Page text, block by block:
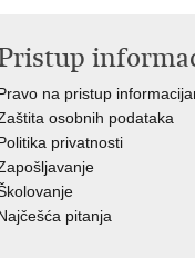
na pristup
osobnih podataka
privatnosti
pitanja